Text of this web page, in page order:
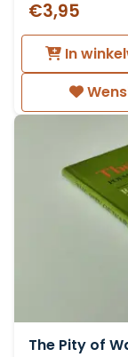
€3,95
In
The Pity of